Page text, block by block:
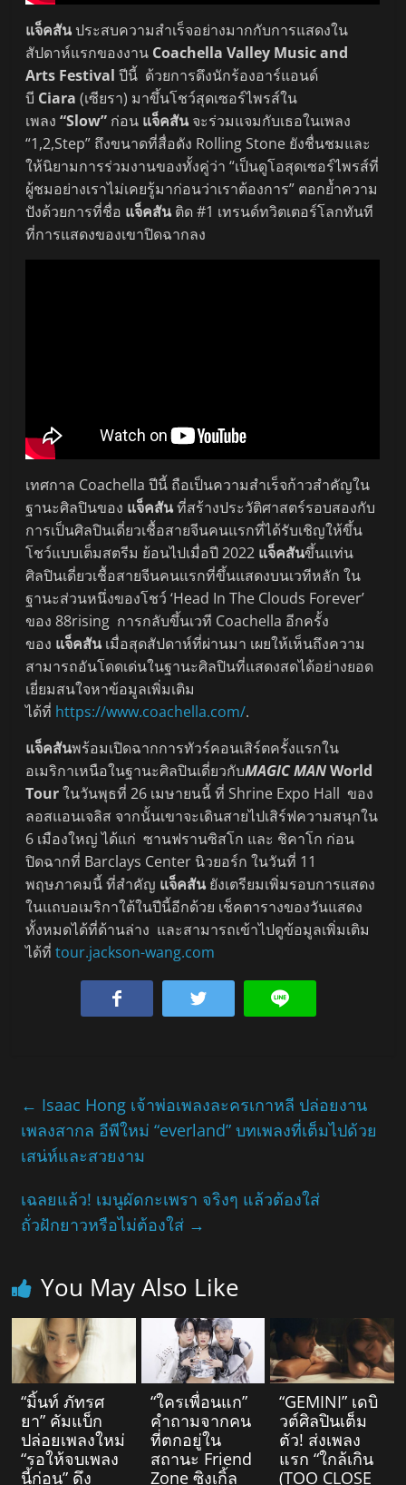
แจ็คสันประสบความสำเร็จอย่างมากกับการแสดงใน
สัปดาห์แรกของงาน Coachella Valley Music and
Arts Festival ปีนี้ ด้วยการดึงนักร้องอาร์แอนด์
บี Ciara (เซียรา) มาขึ้นโชว์สุดเซอร์ไพรส์ใน
เพลง“Slow” ก่อน แจ็คสันจะร่วมแจมกับเธอในเพลง
“1,2,Step” ถึงขนาดที่สื่อดัง Rolling Stone ยังชื่นชมและ
ให้นิยามการร่วมงานของทั้งคู่ว่า “เป็นดูโอสุดเซอร์ไพรส์ที่
ผู้ชมอย่างเราไม่เคยรู้มาก่อนว่าเราต้องการ” ตอกย้ำความ
ปังด้วยการที่ชื่อ แจ็คสันติด #1 เทรนด์ทวิตเตอร์โลกทันที
ที่การแสดงของเขาปิดฉากลง
เทศกาล Coachella ปีนี้ ถือเป็นความสำเร็จก้าวสำคัญใน
ฐานะศิลปินของ แจ็คสันที่สร้างประวัติศาสตร์รอบสองกับ
การเป็นศิลปินเดี่ยวเชื้อสายจีนคนแรกที่ได้รับเชิญให้ขึ้น
โชว์แบบเต็มสตรีม ย้อนไปเมื่อปี 2022 แจ็คสันขึ้นแท่น
ศิลปินเดี่ยวเชื้อสายจีนคนแรกที่ขึ้นแสดงบนเวทีหลัก ใน
ฐานะส่วนหนึ่งของโชว์ ‘Head In The Clouds Forever’
ของ 88rising การกลับขึ้นเวที Coachella อีกครั้ง
ของ แจ็คสันเมื่อสุดสัปดาห์ที่ผ่านมา เผยให้เห็นถึงความ
สามารถอันโดดเด่นในฐานะศิลปินที่แสดงสดได้อย่างยอด
เยี่ยมสนใจหาข้อมูลเพิ่มเติม
ได้ที่ https://www.coachella.com/.
แจ็คสันพร้อมเปิดฉากการทัวร์คอนเสิร์ตครั้งแรกใน
อเมริกาเหนือในฐานะศิลปินเดี่ยวกับMAGIC MANWorld
Tourในวันพุธที่ 26 เมษายนนี้ ที่ Shrine Expo Hall ของ
ลอสแอนเจลิส จากนั้นเขาจะเดินสายไปเสิร์ฟความสนุกใน
6 เมืองใหญ่ ได้แก่ ซานฟรานซิสโก และ ชิคาโก ก่อน
ปิดฉากที่ Barclays Center นิวยอร์ก ในวันที่ 11
พฤษภาคมนี้ ที่สำคัญ แจ็คสันยังเตรียมเพิ่มรอบการแสดง
ในแถบอเมริกาใต้ในปีนี้อีกด้วย เช็คตารางของวันแสดง
ทั้งหมดได้ที่ด้านล่าง และสามารถเข้าไปดูข้อมูลเพิ่มเติม
ได้ที่tour.jackson-wang.com
← Isaac Hong เจ้าพ่อเพลงละครเกาหลี ปล่อยงาน
เพลงสากล อีพีใหม่ “everland” บทเพลงที่เต็มไปด้วย
เสน่ห์และสวยงาม
เฉลยแล้ว! เมนูผัดกะเพรา จริงๆ แล้วต้องใส่
ถั่วฝักยาวหรือไม่ต้องใส่ →
You May Also Like
“มิ้นท์ ภัทรศ
ยา” คัมแบ็ก
ปล่อยเพลงใหม่
“รอให้จบเพลง
นี้ก่อน” ดึง
“ใครเพื่อนแก”
คำถามจากคน
ที่ตกอยู่ใน
สถานะ Friend
Zone ซิงเกิ้ล
“GEMINI” เดบิ
วต์ศิลปินเต็ม
ตัว! ส่งเพลง
แรก “ใกล้เกิน
(TOO CLOSE